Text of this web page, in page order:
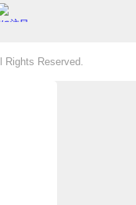
Rights Reserved.